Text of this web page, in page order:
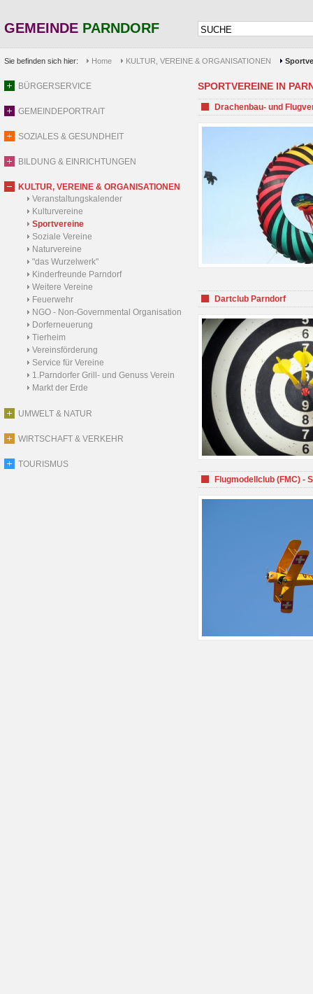
GEMEINDE PARNDORF
Sie befinden sich hier: Home KULTUR, VEREINE & ORGANISATIONEN
BÜRGERSERVICE
GEMEINDEPORTRAIT
SOZIALES & GESUNDHEIT
BILDUNG & EINRICHTUNGEN
KULTUR, VEREINE & ORGANISATIONEN
Veranstaltungskalender
Kulturvereine
Sportvereine
Soziale Vereine
Naturvereine
"das Wurzelwerk"
Kinderfreunde Parndorf
Weitere Vereine
Feuerwehr
NGO - Non-Governmental Organisation
Dorferneuerung
Tierheim
Vereinsförderung
Service für Vereine
1.Parndorfer Grill- und Genuss Verein
Markt der Erde
UMWELT & NATUR
WIRTSCHAFT & VERKEHR
TOURISMUS
SPORTVEREINE IN
Drachenbau- und
Dartclub Parndorf
Flugmodellclub (FMC) -